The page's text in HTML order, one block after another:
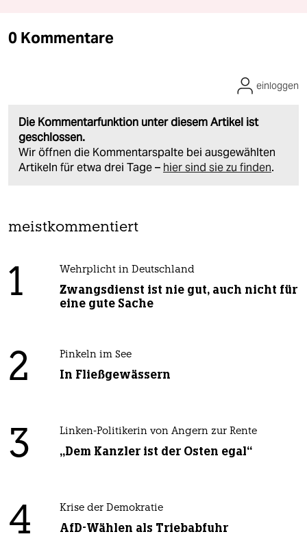
0 Kommentare
Die Kommentarfunktion unter diesem Artikel ist
geschlossen.
Wir öffnen die Kommentarspalte bei ausgewählten
Artikeln für etwa drei Tage – hier sind sie zu finden.
einloggen
meistkommentiert
1 Wehrplicht in Deutschland
Zwangsdienst ist nie gut, auch nicht für
eine gute Sache
2 Pinkeln im See
In Fließgewässern
3 Linken-Politikerin von Angern zur Rente
„Dem Kanzler ist der Osten egal“
4 Krise der Demokratie
AfD-Wählen als Triebabfuhr